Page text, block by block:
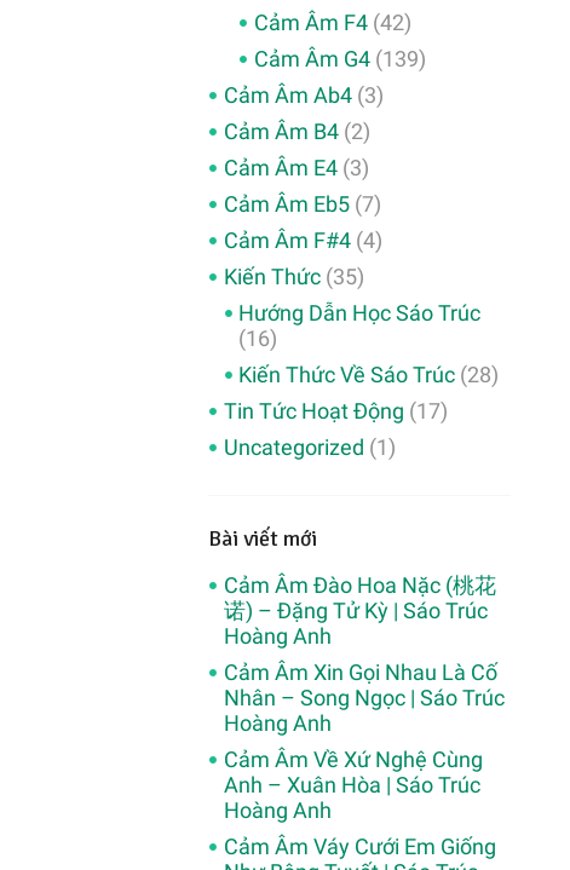
Cảm Âm F4(42)
Cảm Âm G4(139)
Cảm Âm Ab4(3)
Cảm Âm B4(2)
Cảm Âm E4(3)
Cảm Âm Eb5(7)
Cảm Âm F#4(4)
Kiến Thức(35)
Hướng Dẫn Học Sáo Trúc
(16)
Kiến Thức Về Sáo Trúc (28)
Tin Tức Hoạt Động (17)
Uncategorized (1)
Bài viết mới
Cảm Âm Đào Hoa Nặc (桃花
诺) – Đặng Tử Kỳ | Sáo Trúc
Hoàng Anh
Cảm Âm Xin Gọi Nhau Là Cố
Nhân – Song Ngọc | Sáo Trúc
Hoàng Anh
Cảm Âm Về Xứ Nghệ Cùng
Anh – Xuân Hòa | Sáo Trúc
Hoàng Anh
Cảm Âm Váy Cưới Em Giống